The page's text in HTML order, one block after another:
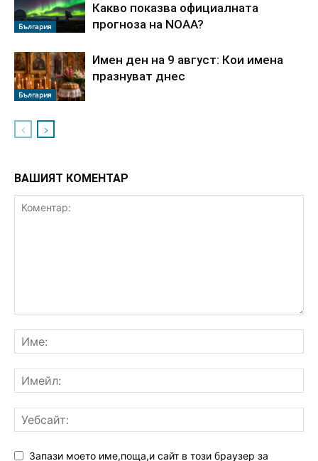
България
Какво показва официалната
прогноза на NOAA?
България
Имен ден на 9 август: Кои имена
празнуват днес
ВАШИЯТ КОМЕНТАР
Запази моето име,поща,и сайт в този браузер за